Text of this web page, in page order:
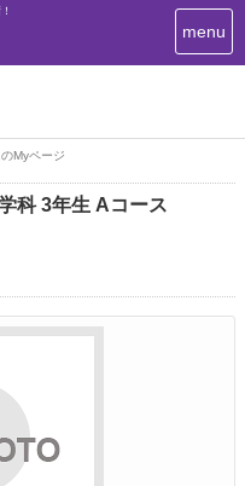
T
o
a
t
menu
Myページ
科 3年生 Aコース